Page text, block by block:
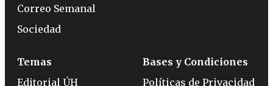
Correo Semanal
Sociedad
Temas
Editorial ÚH
Bases y Condiciones
Políticas de Privacidad